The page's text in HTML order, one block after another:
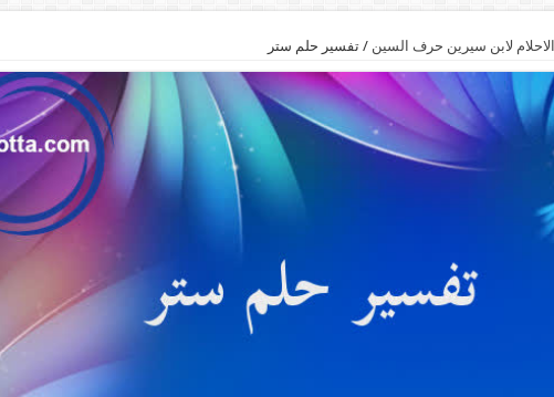
لابن سيرين حرف السين / تفسير حلم ستر